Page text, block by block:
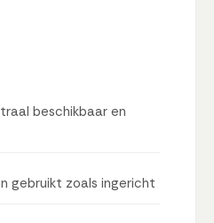
beschikbaar en
gebruikt zoals ingericht